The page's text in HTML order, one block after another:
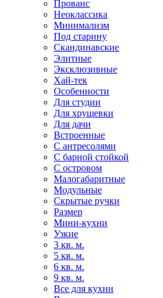
Прованс
Неоклассика
Минимализм
Под старину
Скандинавские
Элитные
Эксклюзивные
Хай-тек
Особенности
Для студии
Для хрущевки
Для дачи
Встроенные
С антресолями
С барной стойкой
С островом
Малогабаритные
Модульные
Скрытые ручки
Размер
Мини-кухни
Узкие
3 кв. м.
5 кв. м.
6 кв. м.
9 кв. м.
Все для кухни